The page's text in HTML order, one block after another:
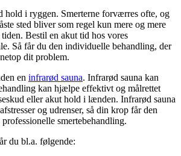
hold i ryggen. Smerterne forværres ofte, og
sted bliver som regel kun mere og mere
Bestil en akut tid hos vores
Så får du den individuelle behandling, der
dit problem.
en infrarød sauna. Infrarød sauna kan
kan hjælpe effektivt og målrettet
eller akut hold i lænden. Infrarød sauna
og udrenser, så din krop får den
smertebehandling.
du bl.a. følgende: